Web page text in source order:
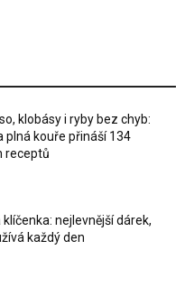
klobásy i ryby bez chyb:
plná kouře přináší 134
receptů
nejlevnější dárek,
každý den